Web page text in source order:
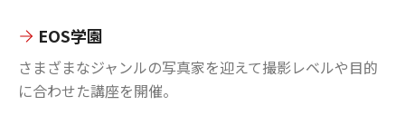
EOS学園
さまざまなジャンルの写真家を迎えて撮影レベルや目的
に合わせた講座を開催。